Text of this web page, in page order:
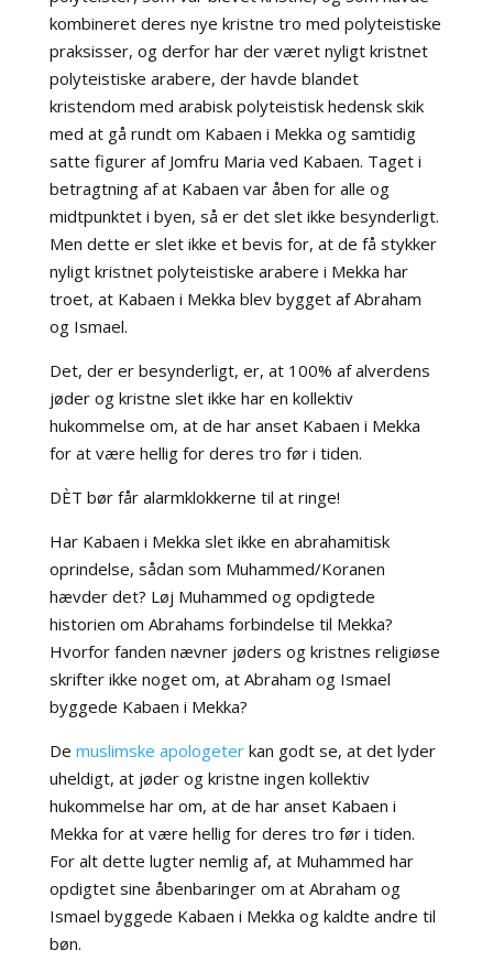
kombineret deres nye kristne tro med polyteistiske
praksisser, og derfor har der været nyligt kristnet
polyteistiske arabere, der havde blandet
kristendom med arabisk polyteistisk hedensk skik
med at gå rundt om Kabaen i Mekka og samtidig
satte figurer af Jomfru Maria ved Kabaen. Taget i
betragtning af at Kabaen var åben for alle og
midtpunktet i byen, så er det slet ikke besynderligt.
Men dette er slet ikke et bevis for, at de få stykker
nyligt kristnet polyteistiske arabere i Mekka har
troet, at Kabaen i Mekka blev bygget af Abraham
og Ismael.
Det, der er besynderligt, er, at 100% af alverdens
jøder og kristne slet ikke har en kollektiv
hukommelse om, at de har anset Kabaen i Mekka
for at være hellig for deres tro før i tiden.
DÈT bør får alarmklokkerne til at ringe!
Har Kabaen i Mekka slet ikke en abrahamitisk
oprindelse, sådan som Muhammed/Koranen
hævder det? Løj Muhammed og opdigtede
historien om Abrahams forbindelse til Mekka?
Hvorfor fanden nævner jøders og kristnes religiøse
skrifter ikke noget om, at Abraham og Ismael
byggede Kabaen i Mekka?
De muslimske apologeterkan godt se, at det lyder
uheldigt, at jøder og kristne ingen kollektiv
hukommelse har om, at de har anset Kabaen i
Mekka for at være hellig for deres tro før i tiden.
For alt dette lugter nemlig af, at Muhammed har
opdigtet sine åbenbaringer om at Abraham og
Ismael byggede Kabaen i Mekka og kaldte andre til
bøn.